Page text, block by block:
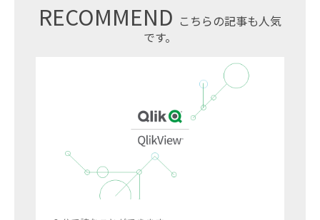
RECOMMEND こちらの記事も人気
です。